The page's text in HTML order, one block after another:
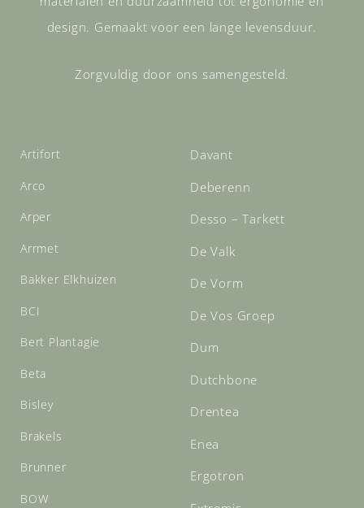
design. Gemaakt voor een lange levensduur.
Zorgvuldig door ons samengesteld.
Artifort
Arco
Arper
Arrmet
Bakker Elkhuizen
BCI
Bert Plantagie
Beta
Bisley
Brakels
Brunner
BOW
Davant
Deberenn
Desso – Tarkett
De Valk
De Vorm
De Vos Groep
Dum
Dutchbone
Drentea
Enea
Ergotron